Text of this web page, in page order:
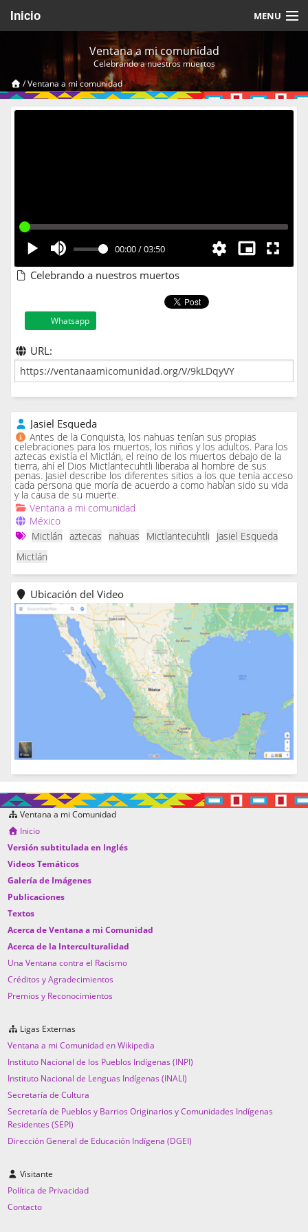
Inicio MENU
Videos Temáticos
Cerrar Sesión
Ventana a mi comunidad
Celebrando a nuestros muertos
/Ventana a mi comunidad
00:00/03:50
Celebrando a nuestros muertos
Whatsapp
URL:
Jasiel Esqueda
Antes de la Conquista, los nahuas tenían sus propias
celebraciones para los muertos, los niños y los adultos. Para los
aztecas existía el Mictlán, el reino de los muertos debajo de la
tierra, ahí el Dios Mictlantecuhtli liberaba al hombre de sus
penas. Jasiel describe los diferentes sitios a los que tenía acceso
cada persona que moría de acuerdo a como habían sido su vida
y la causa de su muerte.
Ventana a mi comunidad
México
Mictlán aztecas nahuas Mictlantecuhtli
Jasiel Esqueda
Mictlán
Ubicación del Video
Ventana a mi Comunidad
Inicio
Versión subtitulada en Inglés
Videos Temáticos
Galería de Imágenes
Publicaciones
Textos
Acerca de Ventana a mi Comunidad
Acerca de la Interculturalidad
Una Ventana contra el Racismo
Créditos y Agradecimientos
Premios y Reconocimientos
Ligas Externas
Ventana a mi Comunidad en Wikipedia
Instituto Nacional de los Pueblos Indígenas (INPI)
Instituto Nacional de Lenguas Indígenas (INALI)
Secretaría de Cultura
Secretaría de Pueblos y Barrios Originarios y Comunidades Indígenas
Residentes (SEPI)
Dirección General de Educación Indígena (DGEI)
Visitante
Política de Privacidad
Contacto